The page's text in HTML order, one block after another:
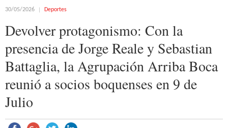
30/05/2026 Deportes
Devolver protagonismo: Con la
presencia de Jorge Reale y Sebastian
Battaglia, la Agrupación Arriba Boca
reunió a socios boquenses en 9 de
Julio